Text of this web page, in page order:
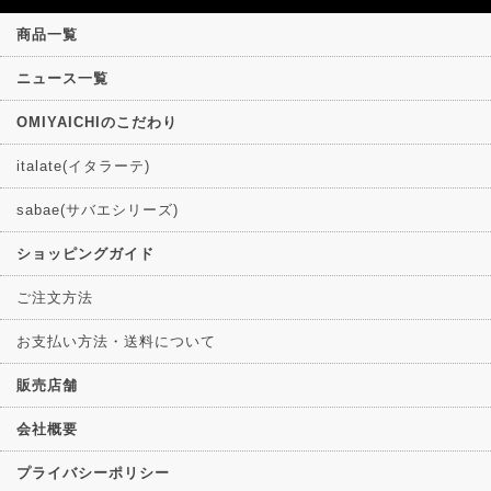
商品一覧
ニュース一覧
OMIYAICHIのこだわり
italate(イタラーテ)
sabae(サバエシリーズ)
ショッピングガイド
ご注文方法
お支払い方法・送料について
販売店舗
会社概要
プライバシーポリシー